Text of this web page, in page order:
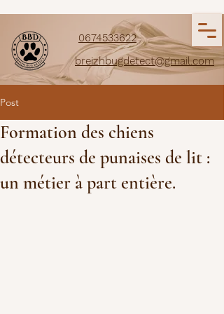
0674533622
breizhbugdetect@gmail.com
Post
Formation des chiens
détecteurs de punaises de lit :
un métier à part entière.